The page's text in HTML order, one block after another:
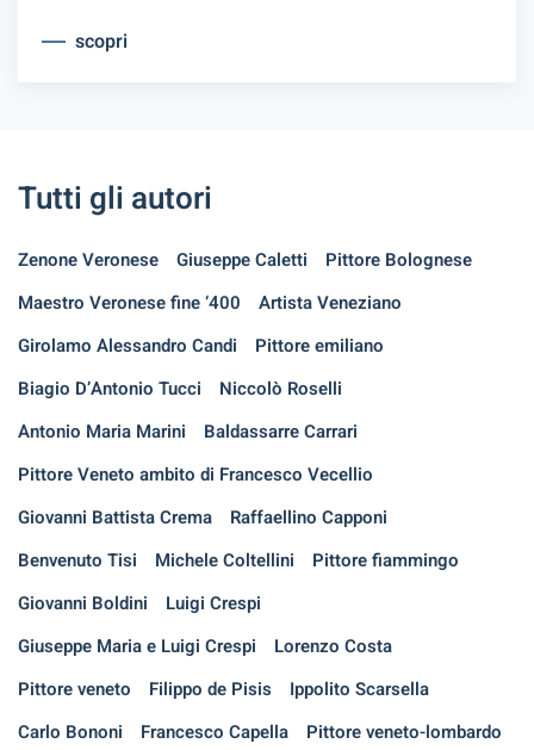
scopri
Tutti gli autori
Zenone Veronese Giuseppe Caletti
Pittore Bolognese
Maestro Veronese fine ‘400
Artista Veneziano
Girolamo Alessandro Candi
Pittore emiliano
Biagio D’Antonio Tucci
Niccolò Roselli
Antonio Maria Marini
Baldassarre Carrari
Pittore Veneto ambito di Francesco Vecellio
Giovanni Battista Crema
Raffaellino Capponi
Benvenuto Tisi
Michele Coltellini
Pittore fiammingo
Giovanni Boldini
Luigi Crespi
Giuseppe Maria e Luigi Crespi
Lorenzo Costa
Pittore veneto
Filippo de Pisis
Ippolito Scarsella
Carlo Bononi
Francesco Capella
Pittore veneto-lombardo